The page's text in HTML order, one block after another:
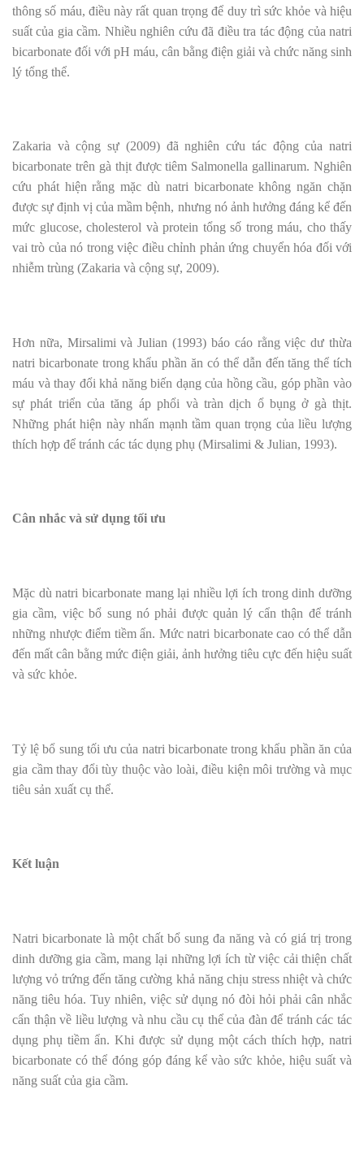
thông số máu, điều này rất quan trọng để duy trì sức khỏe và hiệu
suất của gia cầm. Nhiều nghiên cứu đã điều tra tác động của natri
bicarbonate đối với pH máu, cân bằng điện giải và chức năng sinh
lý tổng thể.
Zakaria và cộng sự (2009) đã nghiên cứu tác động của natri
bicarbonate trên gà thịt được tiêm Salmonella gallinarum. Nghiên
cứu phát hiện rằng mặc dù natri bicarbonate không ngăn chặn
được sự định vị của mầm bệnh, nhưng nó ảnh hưởng đáng kể đến
mức glucose, cholesterol và protein tổng số trong máu, cho thấy
vai trò của nó trong việc điều chỉnh phản ứng chuyển hóa đối với
nhiễm trùng (Zakaria và cộng sự, 2009).
Hơn nữa, Mirsalimi và Julian (1993) báo cáo rằng việc dư thừa
natri bicarbonate trong khẩu phần ăn có thể dẫn đến tăng thể tích
máu và thay đổi khả năng biến dạng của hồng cầu, góp phần vào
sự phát triển của tăng áp phổi và tràn dịch ổ bụng ở gà thịt.
Những phát hiện này nhấn mạnh tầm quan trọng của liều lượng
thích hợp để tránh các tác dụng phụ (Mirsalimi & Julian, 1993).
Cân nhắc và sử dụng tối ưu
Mặc dù natri bicarbonate mang lại nhiều lợi ích trong dinh dưỡng
gia cầm, việc bổ sung nó phải được quản lý cẩn thận để tránh
những nhược điểm tiềm ẩn. Mức natri bicarbonate cao có thể dẫn
đến mất cân bằng mức điện giải, ảnh hưởng tiêu cực đến hiệu suất
và sức khỏe.
Tỷ lệ bổ sung tối ưu của natri bicarbonate trong khẩu phần ăn của
gia cầm thay đổi tùy thuộc vào loài, điều kiện môi trường và mục
tiêu sản xuất cụ thể.
Kết luận
Natri bicarbonate là một chất bổ sung đa năng và có giá trị trong
dinh dưỡng gia cầm, mang lại những lợi ích từ việc cải thiện chất
lượng vỏ trứng đến tăng cường khả năng chịu stress nhiệt và chức
năng tiêu hóa. Tuy nhiên, việc sử dụng nó đòi hỏi phải cân nhắc
cẩn thận về liều lượng và nhu cầu cụ thể của đàn để tránh các tác
dụng phụ tiềm ẩn. Khi được sử dụng một cách thích hợp, natri
bicarbonate có thể đóng góp đáng kể vào sức khỏe, hiệu suất và
năng suất của gia cầm.